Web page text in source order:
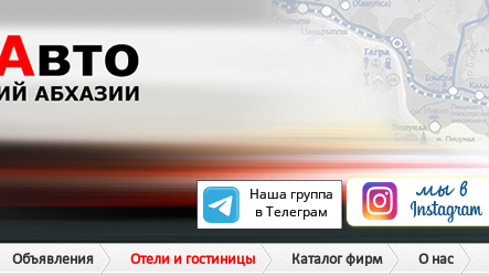
Объявления Отели и гостиницы Каталог фирм О нас